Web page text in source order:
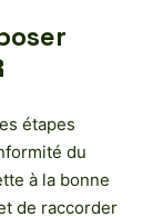
étapes
du
à la bonne
de raccorder